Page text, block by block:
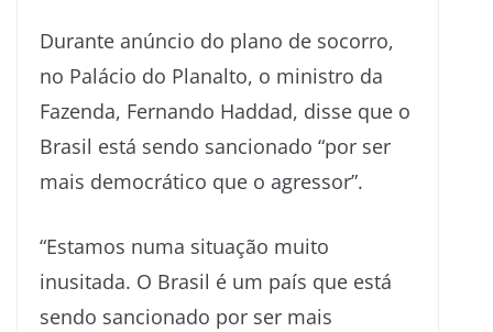
Durante anúncio do plano de socorro,
no Palácio do Planalto, o ministro da
Fazenda, Fernando Haddad, disse que o
Brasil está sendo sancionado “por ser
mais democrático que o agressor”.
“Estamos numa situação muito
inusitada. O Brasil é um país que está
sendo sancionado por ser mais